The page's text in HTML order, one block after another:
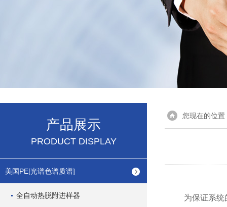
产品展示
PRODUCT DISPLAY
美国PE[光谱色谱质谱]
全自动热脱附进样器
您现在的位置
为保证系